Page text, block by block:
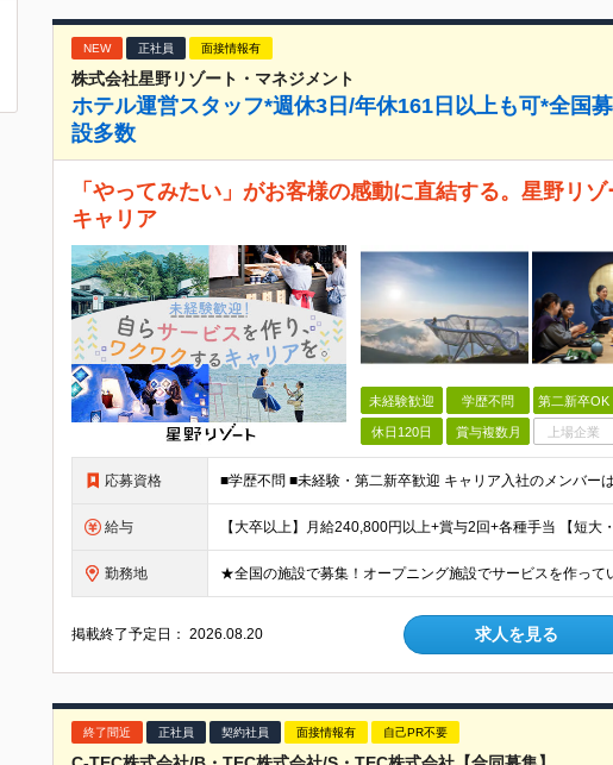
NEW 正社員 面接情報有
株式会社星野リゾート・マネジメント
ホテル運営スタッフ*週休3日/年休161日以上も可*全国
設多数
「やってみたい」がお客様の感動に直結する。星野リ
キャリア
未経験歓迎 学歴不問 第二新卒OK
休日120日 賞与複数月 上場企業
応募資格
給与
勤務地
掲載終了予定日：2026.08.20 求人を見る
終了間近 正社員 契約社員 面接情報有 自己PR不要